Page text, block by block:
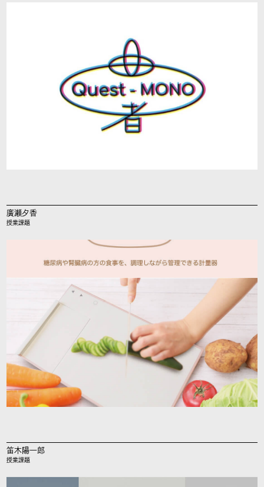
廣瀬夕香
授業課題
笛木陽一郎
授業課題